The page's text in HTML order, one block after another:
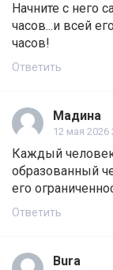
Начните с него
часов...и всей
часов!
Ответить
Мадина
12 мая 2026
Каждый
образованный
его
Ответить
Bura